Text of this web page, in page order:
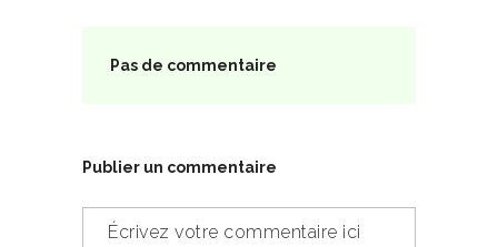
Pas de commentaire
Publier un commentaire